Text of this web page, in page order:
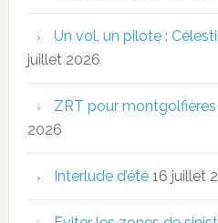
Un vol, un pilote :
juillet 2026
ZRT pour
2026
Interlude d’été 16 juillet